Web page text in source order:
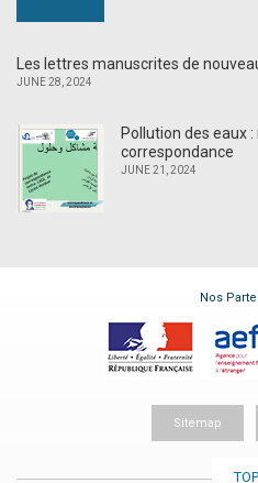
Les lettres manuscrites de
JUNE 28, 2024
Pollution des eaux
correspondance
JUNE 21, 2024
Nos
Sitemap
TOP